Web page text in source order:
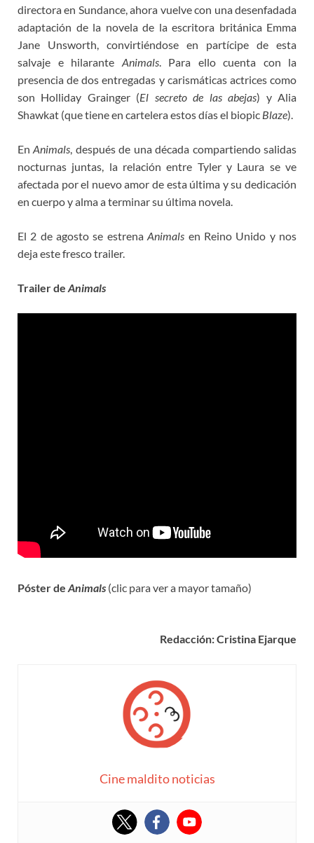
o
k
r
o
n
n
k
e
e
s
t
directora en Sundance, ahora vuelve con una desenfadada
adaptación de la novela de la escritora británica Emma
Jane Unsworth, convirtiéndose en partícipe de esta
salvaje e hilarante Animals. Para ello cuenta con la
presencia de dos entregadas y carismáticas actrices como
son Holliday Grainger (El secreto de las abejas) y Alia
Shawkat (que tiene en cartelera estos días el biopic Blaze).
EnAnimals, después de una década compartiendo salidas
nocturnas juntas, la relación entre Tyler y Laura se ve
afectada por el nuevo amor de esta última y su dedicación
en cuerpo y alma a terminar su última novela.
El 2 de agosto se estrenaAnimals en Reino Unido y nos
deja este fresco trailer.
Trailer de Animals
Póster de Animals (clic para ver a mayor tamaño)
Redacción: Cristina Ejarque
Cine maldito noticias